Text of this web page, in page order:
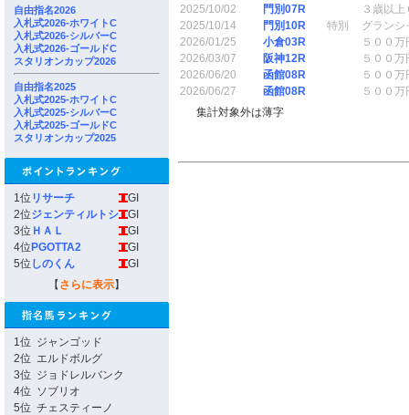
自由指名2026
入札式2026-ホワイトC
入札式2026-シルバーC
入札式2026-ゴールドC
スタリオンカップ2026
自由指名2025
入札式2025-ホワイトC
入札式2025-シルバーC
入札式2025-ゴールドC
スタリオンカップ2025
1位 リサーチ
GI
2位ジェンティルトシ
GI
3位 ＨＡＬ
GI
4位 PGOTTA2
GI
5位 しのくん
GI
【 さらに表示】
1位 ジャンゴッド
2位 エルドボルグ
3位 ジョドレルバンク
4位 ソブリオ
5位 チェスティーノ
2025/10/02
門別07R
３歳以
2025/10/14
門別10R 特別
グランシ
2026/01/25
小倉03R
５００万
2026/03/07
阪神12R
５００万
2026/06/20
函館08R
５００万
2026/06/27
函館08R
５００万
集計対象外は薄字